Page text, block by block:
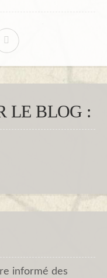
LE BLOG :
informé des